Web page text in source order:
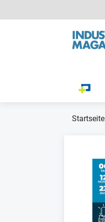
Startseite